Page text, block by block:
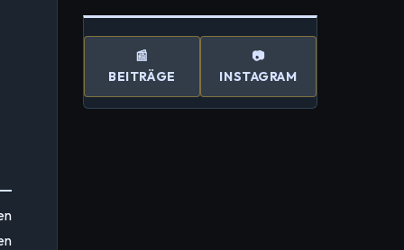
📰
BEITRÄGE
📷
INSTAGRAM